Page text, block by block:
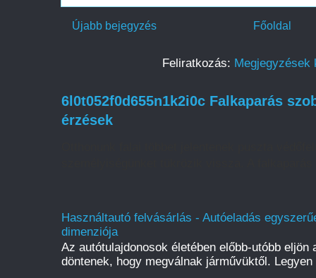
Újabb bejegyzés Főoldal
Feliratkozás: Megjegyzések
6l0t052f0d655n1k2i0c Falkaparás
érzések
Használtautó felvásárlás - Autóeladás
dimenziója
Az autótulajdonosok életében előbb-utóbb eljön
döntenek, hogy megválnak járművüktől.